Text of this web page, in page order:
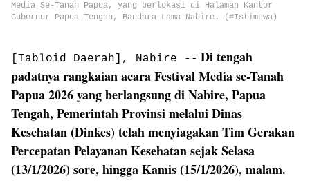
Media Se-Tanah Papua, yang berlokasi di Halaman Kantor
Gubernur Papua Tengah, Bandara Lama Nabire. (#Istimewa)
[Tabloid Daerah], Nabire -- Di tengah
padatnya rangkaian acara Festival Media se-Tanah
Papua 2026 yang berlangsung di Nabire, Papua
Tengah, Pemerintah Provinsi melalui Dinas
Kesehatan (Dinkes) telah menyiagakan Tim Gerakan
Percepatan Pelayanan Kesehatan sejak Selasa
(13/1/2026) sore, hingga Kamis (15/1/2026), malam.